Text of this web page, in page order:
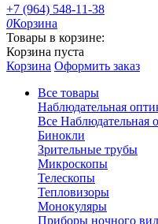
+7 (964) 548-11-38
0Корзина
Товары в корзине:
Корзина пуста
Корзина Оформить заказ
Все товары
Наблюдательная
Все Наблюдательная
Бинокли
Зрительные трубы
Микроскопы
Телескопы
Тепловизоры
Монокуляры
Приборы ночного